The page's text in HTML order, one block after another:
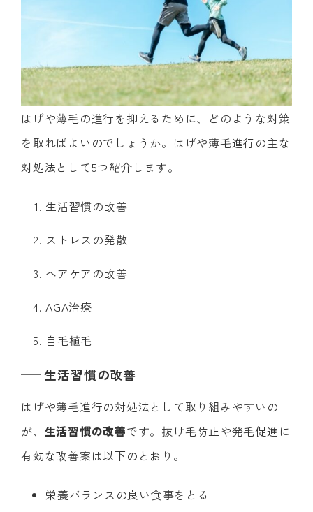
はげや薄毛の進行を抑えるために、どのような対策
を取ればよいのでしょうか。はげや薄毛進行の主な
対処法として5つ紹介します。
生活習慣の改善
ストレスの発散
ヘアケアの改善
AGA治療
自毛植毛
生活習慣の改善
はげや薄毛進行の対処法として取り組みやすいの
が、 生活習慣の改善です。抜け毛防止や発毛促進に
有効な改善案は以下のとおり。
栄養バランスの良い食事をとる